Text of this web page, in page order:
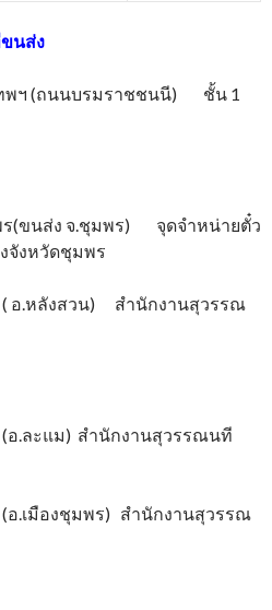
นส่ง
ทพฯ (ถนนบรมราชชนนี) ชั้น 1
ร(ขนส่ง จ.ชุมพร) จุดจำหน่ายตั๋ว
จังหวัดชุมพร
อ.หลังสวน) สำนักงานสุวรรณ
.ละแม) สำนักงานสุวรรณนที
.เมืองชุมพร) สำนักงานสุวรรณ